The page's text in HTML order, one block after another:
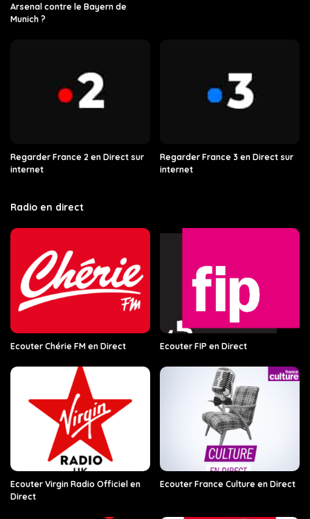
Arsenal contre le Bayern de
Munich ?
Regarder France 2 en Direct sur
internet
Regarder France 3 en Direct sur
internet
Radio en direct
Ecouter Chérie FM en Direct Ecouter FIP en Direct
Ecouter Virgin Radio Officiel en
Direct
Ecouter France Culture en Direct